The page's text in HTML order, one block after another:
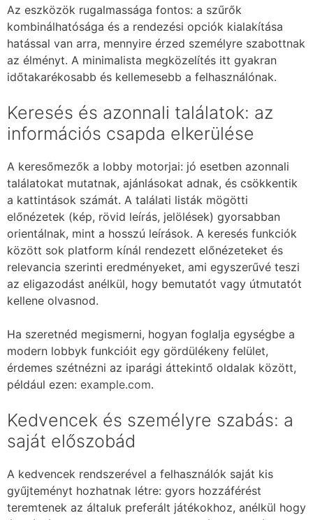
Az eszközök rugalmassága fontos: a szűrők
kombinálhatósága és a rendezési opciók kialakítása
hatással van arra, mennyire érzed személyre szabottnak
az élményt. A minimalista megközelítés itt gyakran
időtakarékosabb és kellemesebb a felhasználónak.
Keresés és azonnali találatok: az
információs csapda elkerülése
A keresőmezők a lobby motorjai: jó esetben azonnali
találatokat mutatnak, ajánlásokat adnak, és csökkentik
a kattintások számát. A találati listák mögötti
előnézetek (kép, rövid leírás, jelölések) gyorsabban
orientálnak, mint a hosszú leírások. A keresés funkciók
között sok platform kínál rendezett előnézeteket és
relevancia szerinti eredményeket, ami egyszerűvé teszi
az eligazodást anélkül, hogy bemutatót vagy útmutatót
kellene olvasnod.
Ha szeretnéd megismerni, hogyan foglalja egységbe a
modern lobbyk funkcióit egy gördülékeny felület,
érdemes szétnézni az iparági áttekintő oldalak között,
például ezen: example.com.
Kedvencek és személyre szabás: a
saját előszobád
A kedvencek rendszerével a felhasználók saját kis
gyűjteményt hozhatnak létre: gyors hozzáférést
teremtenek az általuk preferált játékokhoz, anélkül hogy